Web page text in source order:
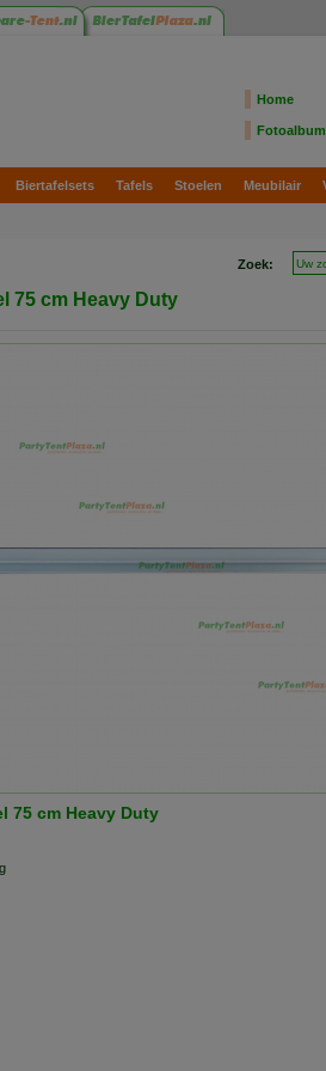
Home
Fotoalbum
Biertafelsets Tafels Stoelen Meubilair
Zoek:
75 cm Heavy Duty
75 cm Heavy Duty